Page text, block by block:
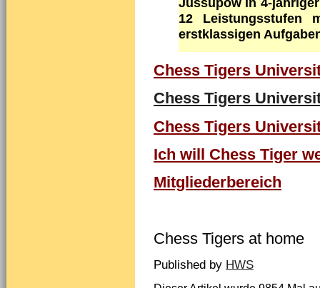
12 Leistungsstufen
erstklassigen
Chess Tigers
Chess Tigers
Chess Tigers
Ich will Chess Tiger
Mitgliederbereich
Chess Tigers at home
Published by HWS